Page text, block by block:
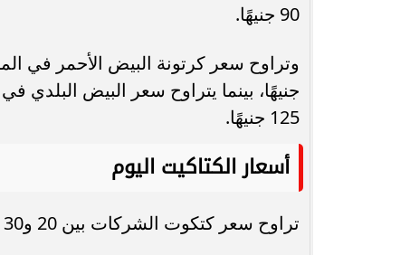
90 جنيهًا.
125 جنيهًا.
أسعار الكتاكيت اليوم
تراوح سعر كتكوت الشركات بين 20 و30 جنيهًا، بينما سجل الكتكوت الأبيض قطعان 14.5 جنيه.